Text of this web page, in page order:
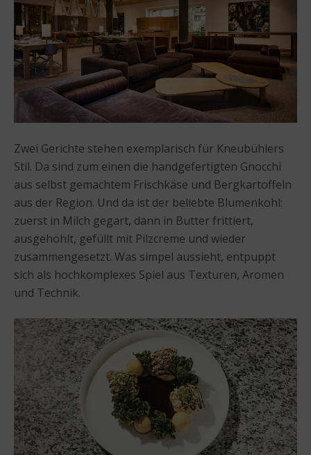
Zwei Gerichte stehen exemplarisch für Kneubühlers
Stil. Da sind zum einen die handgefertigten Gnocchi
aus selbst gemachtem Frischkäse und Bergkartoffeln
aus der Region. Und da ist der beliebte Blumenkohl:
zuerst in Milch gegart, dann in Butter frittiert,
ausgehöhlt, gefüllt mit Pilzcreme und wieder
zusammengesetzt. Was simpel aussieht, entpuppt
sich als hochkomplexes Spiel aus Texturen, Aromen
und Technik.